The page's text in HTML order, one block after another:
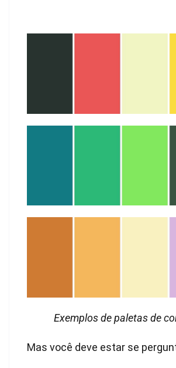
Exemplos de paletas de
Mas você deve estar se